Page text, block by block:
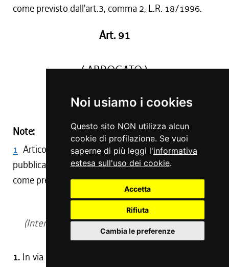
Noi usiamo i cookies
Questo sito NON utilizza alcun
cookie di profilazione. Se vuoi
saperne di più leggi l'informativa
estesa sull'uso dei cookie.
Accetta
Rifiuta
Cambia le preferenze
come previsto dall'art.3, comma 2, L.R. 18/1996.
Art. 91
( ABROGATO )
(1)
Note:
1 Articolo abrogato con D.G.R. 1282/2001,
pubblicata nel BUR S.S. n.12 dd. 13.7.2001, cosi'
come previsto dall'art.3, comma 2, L.R. 18/1996.
Art. 92
(Interpretazione autentica degli articoli 6 e 16
dellalegge regionale 11/1990)
1. In via di interpretazione autentica degli articoli 6,